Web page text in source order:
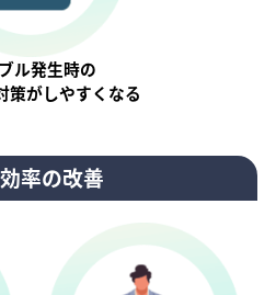
ル発生時の
策がしやすくなる
率の改善